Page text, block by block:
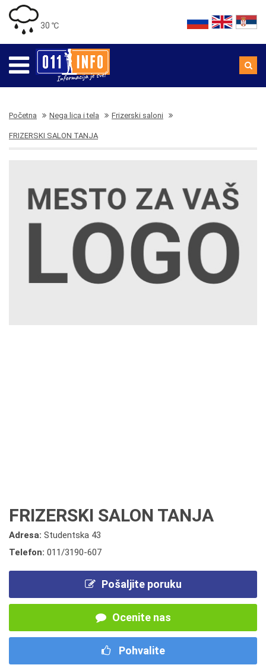
30 ℃
Početna Nega lica i tela Frizerski saloni
FRIZERSKI SALON TANJA
FRIZERSKI SALON TANJA
Adresa: Studentska 43
Telefon: 011/3190-607
Pošaljite poruku
Ocenite nas
Pohvalite